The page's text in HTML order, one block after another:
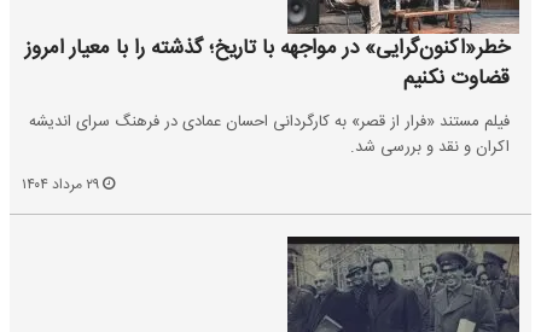
خطر«اکنون‌گرایی» در مواجهه با تاریخ؛ گذشته را با معیار امروز
قضاوت نکنیم
فیلم مستند «فرار از قصر» به کارگردانی احسان عمادی در فرهنگ سرای اندیشه
اکران و نقد و بررسی شد.